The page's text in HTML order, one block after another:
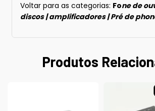
Voltar para as categorias: Fone de
discos|amplificadores|Pré de
Produtos